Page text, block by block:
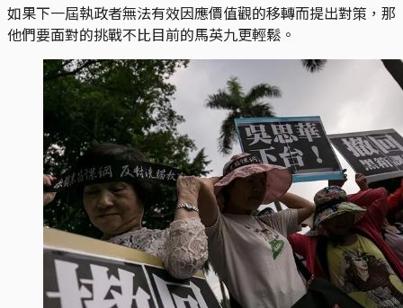
如果下一屆執政者無法有效因應價值觀的移轉而提出對策，那
他們要面對的挑戰不比目前的馬英九更輕鬆。